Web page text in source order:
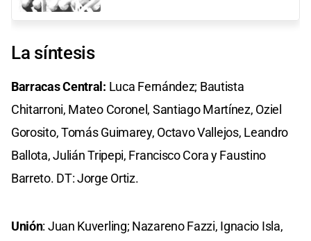
La síntesis
Barracas Central: Luca Fernández; Bautista
Chitarroni, Mateo Coronel, Santiago Martínez, Oziel
Gorosito, Tomás Guimarey, Octavo Vallejos, Leandro
Ballota, Julián Tripepi, Francisco Cora y Faustino
Barreto. DT: Jorge Ortiz.
Unión: Juan Kuverling; Nazareno Fazzi, Ignacio Isla,